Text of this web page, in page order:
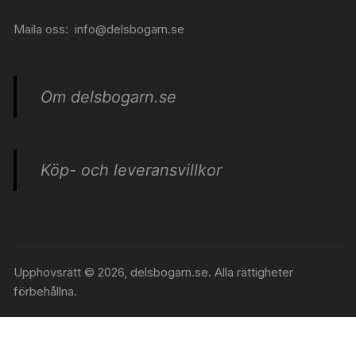
Maila oss:info@delsbogarn.se
Om delsbogarn.se
Köp- och leveransvillkor
Upphovsrätt © 2026, delsbogarn.se. Alla rättigheter
förbehållna.